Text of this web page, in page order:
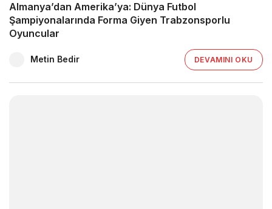
Almanya’dan Amerika’ya: Dünya Futbol
Şampiyonalarında Forma Giyen Trabzonsporlu
Oyuncular
Metin Bedir DEVAMINI OKU